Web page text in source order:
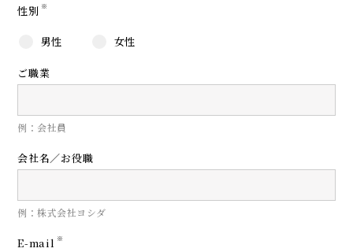
性別 ※
男性 女性
ご職業
例：会社員
会社名／お役職
例：株式会社ヨシダ
E-mail ※